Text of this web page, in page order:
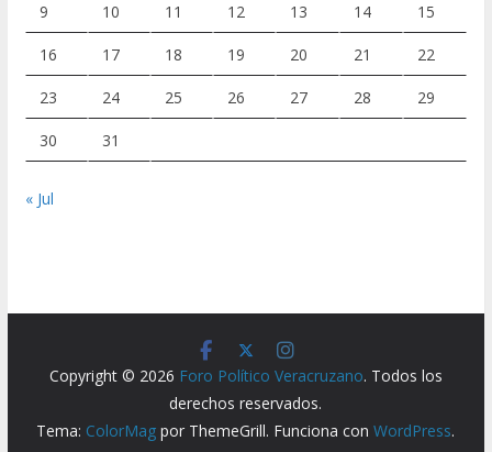
9 10 11 12 13 14 15
16 17 18 19 20 21 22
23 24 25 26 27 28 29
30 31
« Jul
Copyright © 2026 Foro Político Veracruzano. Todos los
derechos reservados.
Tema: ColorMag por ThemeGrill. Funciona conWordPress.